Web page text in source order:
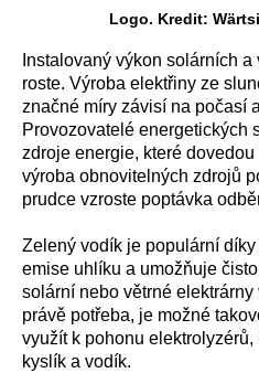
Logo. Kredit:
Instalovaný výkon solárních
roste. Výroba elektřiny ze
značné míry závisí na počasí
Provozovatelé energetických
zdroje energie, které
výroba obnovitelných zdrojů
prudce vzroste poptávka
Zelený vodík je populární
emise uhlíku a umožňuje
solární nebo větrné
právě potřeba, je možné
využít k pohonu
kyslík a vodík.